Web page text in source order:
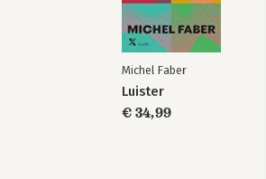
Michel Faber
Luister
€ 34,99